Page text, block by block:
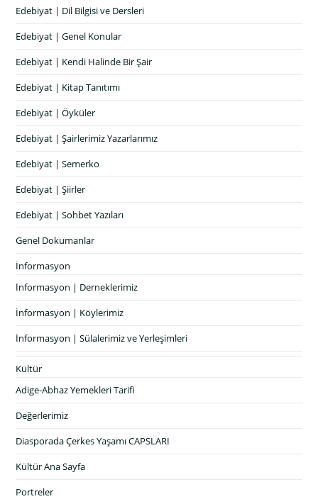
Edebiyat | Dil Bilgisi ve Dersleri
Edebiyat | Genel Konular
Edebiyat | Kendi Halinde Bir Şair
Edebiyat | Kitap Tanıtımı
Edebiyat | Öyküler
Edebiyat | Şairlerimiz Yazarlarımız
Edebiyat | Semerko
Edebiyat | Şiirler
Edebiyat | Sohbet Yazıları
Genel Dokumanlar
İnformasyon
İnformasyon | Derneklerimiz
İnformasyon | Köylerimiz
İnformasyon | Sülalerimiz ve Yerleşimleri
Kültür
Adige-Abhaz Yemekleri Tarifi
Değerlerimiz
Diasporada Çerkes Yaşamı CAPSLARI
Kültür Ana Sayfa
Portreler